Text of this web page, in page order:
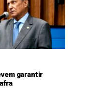
garantir